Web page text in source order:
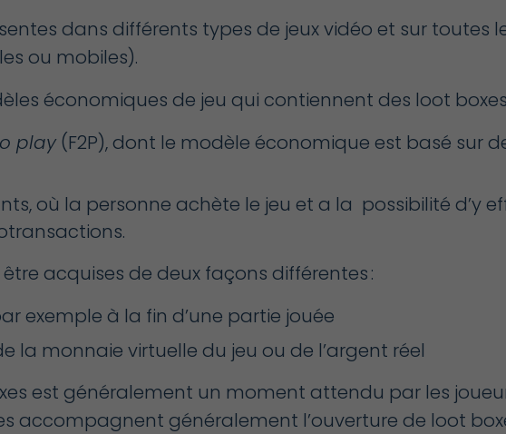
dans différents types de jeux vidéo et sur toutes
ou mobiles).
économiques de jeu qui contiennent des loot boxes
play (F2P), dont le modèle économique est basé sur
où la personne achète le jeu et a la possibilité d’y
acquises de deux façons différentes :
exemple à la fin d’une partie jouée
la monnaie virtuelle du jeu ou de l’argent réel
est généralement un moment attendu par les
accompagnent généralement l’ouverture de loot